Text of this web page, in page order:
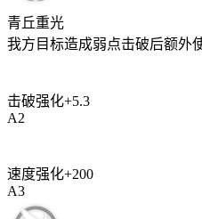
青丘重光
我方目标造成弱点击破后额外
击破强化+5.3
A2
速度强化+200
A3